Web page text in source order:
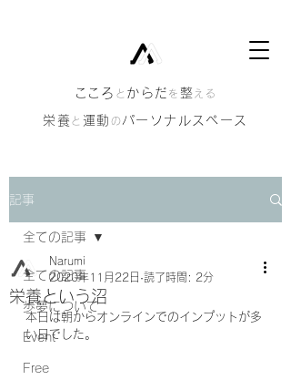
​こころ と からだ を 整 える
栄養 と 運動 のパーソナルスペース
記事
全ての記事
歩夢について
Event
Free
全ての記事
栄養という沼
Narumi
2020年11月22日 読了時間: 2分
本日は朝からオンラインでのインプットが多
い日でした。